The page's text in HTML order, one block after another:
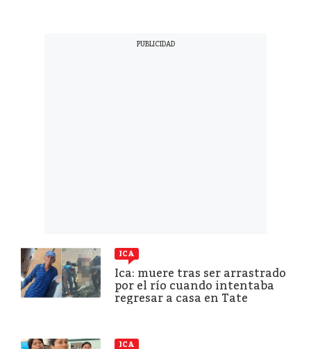
ICA
Ica: muere tras ser arrastrado
por el río cuando intentaba
regresar a casa en Tate
ICA